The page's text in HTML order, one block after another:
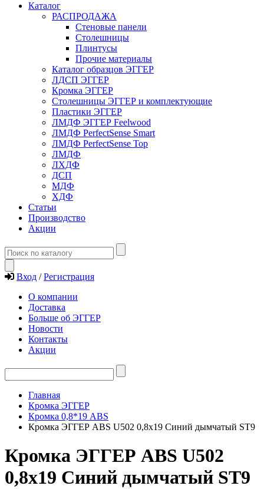
Каталог
РАСПРОДАЖА
Стеновые панели
Столешницы
Плинтусы
Прочие материалы
Каталог образцов ЭГГЕР
ЛДСП ЭГГЕР
Кромка ЭГГЕР
Столешницы ЭГГЕР и комплектующие
Пластики ЭГГЕР
ЛМДФ ЭГГЕР Feelwood
ЛМДФ PerfectSense Smart
ЛМДФ PerfectSense Top
ЛМДФ
ЛХДФ
ДСП
МДФ
ХДФ
Статьи
Производство
Акции
Вход / Регистрация
О компании
Доставка
Больше об ЭГГЕР
Новости
Контакты
Акции
Главная
Кромка ЭГГЕР
Кромка 0,8*19 ABS
Кромка ЭГГЕР ABS U502 0,8х19 Синий дымчатый ST9
Кромка ЭГГЕР ABS U502
0,8х19 Синий дымчатый ST9